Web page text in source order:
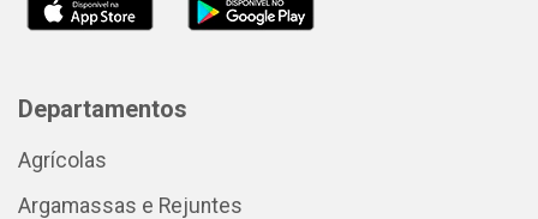
Departamentos
Agrícolas
Argamassas e Rejuntes